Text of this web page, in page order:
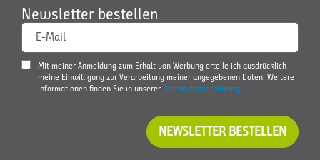
Newsletter bestellen
E-Mail
Mit meiner Anmeldung zum Erhalt von Werbung erteile ich ausdrücklich
meine Einwilligung zur Verarbeitung meiner angegebenen Daten. Weitere
Informationen finden Sie in unserer Datenschutzerklärung
NEWSLETTER BESTELLEN